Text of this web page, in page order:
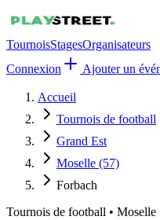
TournoisStagesOrganisateurs
Connexion
Ajouter un
Accueil
Tournois de football
Grand Est
Moselle (57)
Forbach
Tournois de football • Moselle